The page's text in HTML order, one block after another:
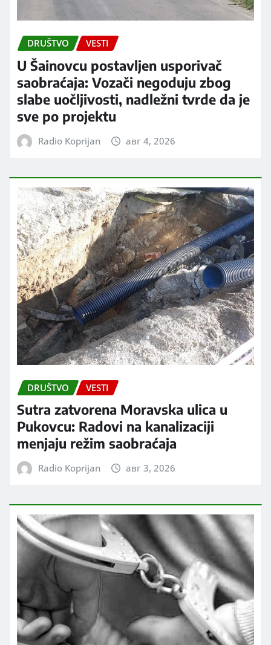
DRUŠTVO VESTI
U Šainovcu postavljen usporivač
saobraćaja: Vozači negoduju zbog
slabe uočljivosti, nadležni tvrde da je
sve po projektu
Radio Koprijan авг 4, 2026
DRUŠTVO VESTI
Sutra zatvorena Moravska ulica u
Pukovcu: Radovi na kanalizaciji
menjaju režim saobraćaja
Radio Koprijan авг 3, 2026